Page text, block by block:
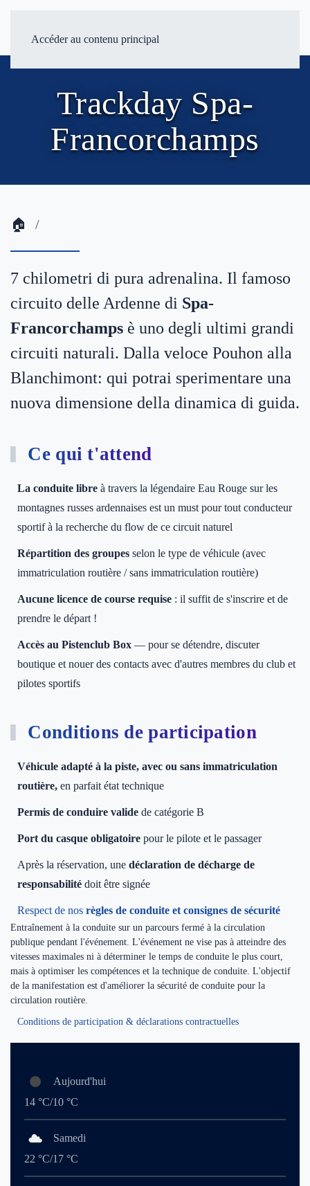
Accéder au contenu principal
Jeudi, 10.04.2025
Trackday Spa-
Francorchamps
🏠
7 chilometri di pura adrenalina. Il famoso
circuito delle Ardenne di Spa-
Francorchamps è uno degli ultimi grandi
circuiti naturali. Dalla veloce Pouhon alla
Blanchimont: qui potrai sperimentare una
nuova dimensione della dinamica di guida.
Ce qui t'attend
La conduite libre à travers la légendaire Eau Rouge sur les
montagnes russes ardennaises est un must pour tout conducteur
sportif à la recherche du flow de ce circuit naturel
Répartition des groupes selon le type de véhicule (avec
immatriculation routière / sans immatriculation routière)
Aucune licence de course requise : il suffit de s'inscrire et de
prendre le départ !
Accès au Pistenclub Box — pour se détendre, discuter
boutique et nouer des contacts avec d'autres membres du club et
pilotes sportifs
Conditions de participation
Véhicule adapté à la piste, avec ou sans immatriculation
routière, en parfait état technique
Permis de conduire valide de catégorie B
Port du casque obligatoire pour le pilote et le passager
Après la réservation, une déclaration de décharge de
responsabilité doit être signée
Respect de nos règles de conduite et consignes de sécurité
Entraînement à la conduite sur un parcours fermé à la circulation
publique pendant l'événement. L'événement ne vise pas à atteindre des
vitesses maximales ni à déterminer le temps de conduite le plus court,
mais à optimiser les compétences et la technique de conduite. L'objectif
de la manifestation est d'améliorer la sécurité de conduite pour la
circulation routière.
Conditions de participation & déclarations contractuelles
Aujourd'hui
14 °C/10 °C
Samedi
22 °C/17 °C